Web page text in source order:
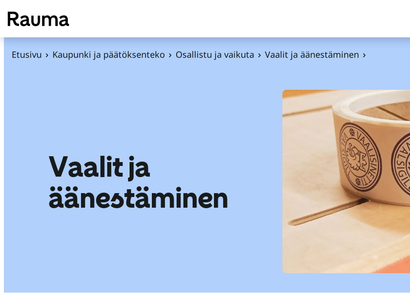
S
i
Etusivu Kaupunki ja päätöksenteko Osallistu ja vaikuta Vaalit ja äänestäminen
Vaalit ja
äänestäminen